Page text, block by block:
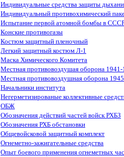
Индивидуальные средства защиты
Индивидуальный противохимический
Испытание первой атомной бомбы в
Конские противогазы
Костюм защитный пленочный
Легкий защитный костюм Л-1
Маска Химического Комитета
Местная противовоздушая оборона 1941-
Местная противовоздушная оборона
Начальники института
Негерметизированые коллективные
ОБЖ
Обозначения действий частей войск РХБЗ
Обозначения РХБ обстановки
Общевойсковой защитный комплект
Огнеметно-зажигательные средства
Опыт боевого применения огнеметных